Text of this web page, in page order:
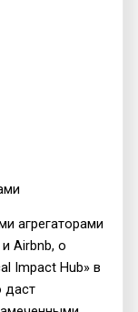
агрегаторами
Airbnb, о
Impact Hub» в
даст